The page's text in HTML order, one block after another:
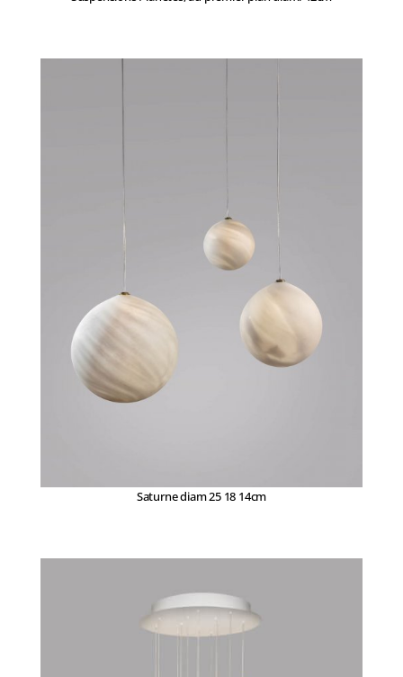
Saturne diam 25 18 14cm